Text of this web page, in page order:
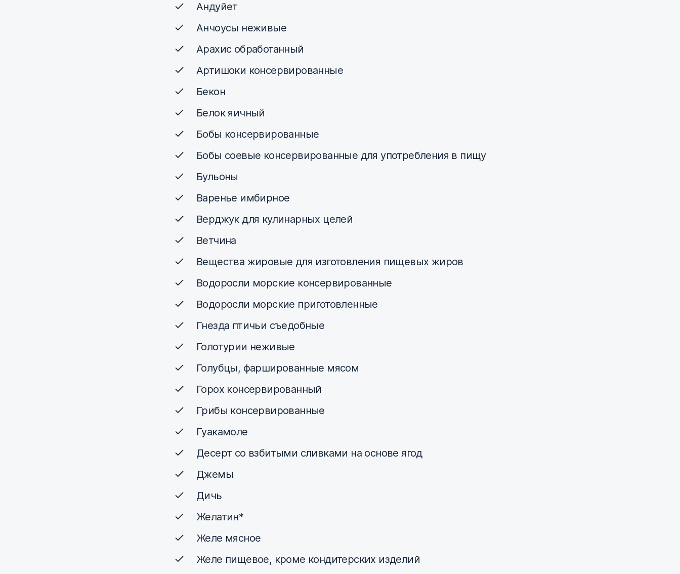
Андуйет
Анчоусы неживые
Арахис обработанный
Артишоки консервированные
Бекон
Белок яичный
Бобы консервированные
Бобы соевые консервированные для употребления в пищу
Бульоны
Варенье имбирное
Верджук для кулинарных целей
Ветчина
Вещества жировые для изготовления пищевых жиров
Водоросли морские консервированные
Водоросли морские приготовленные
Гнезда птичьи съедобные
Голотурии неживые
Голубцы, фаршированные мясом
Горох консервированный
Грибы консервированные
Гуакамоле
Десерт со взбитыми сливками на основе ягод
Джемы
Дичь
Желатин*
Желе мясное
Желе пищевое, кроме кондитерских изделий